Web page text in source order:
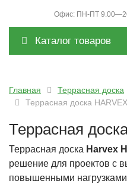
Офис: ПН-ПТ
Каталог товаров
Главная Террасная доска
Террасная доска
Террасная
Террасная доска Harvex
решение для проектов с
повышенными